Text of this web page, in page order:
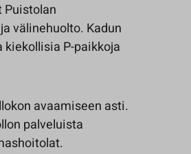
Puistolan
välinehuolto. Kadun
P-paikkoja
avaamiseen asti.
palveluista